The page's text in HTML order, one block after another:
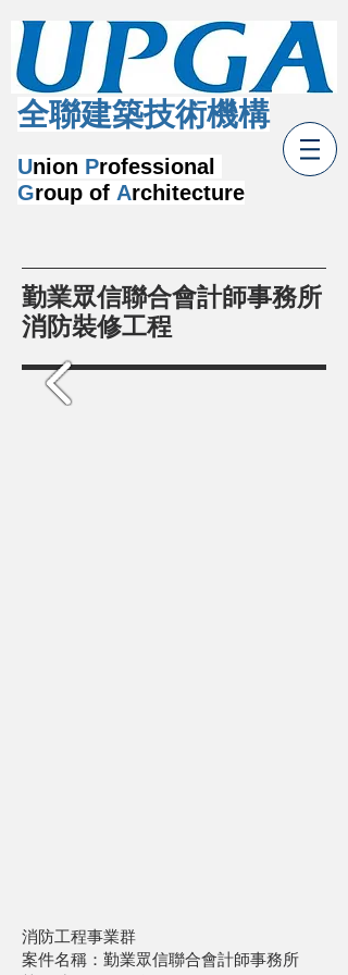
Union Professional
Group of Architecture
​全聯建築技術機構
勤業眾信聯合會計師事務所
消防裝修工程
消防工程事業群
案件名稱：勤業眾信聯合會計師事務所